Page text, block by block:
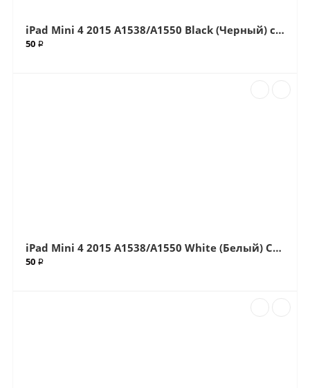
iPad Mini 4 2015 A1538/A1550 Black (Черный) стекло (Артик.610)
50 ₽
iPad Mini 4 2015 A1538/A1550 White (Белый) Стекло (Артик.610)
50 ₽